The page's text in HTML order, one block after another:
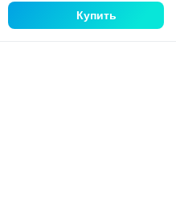
Купить